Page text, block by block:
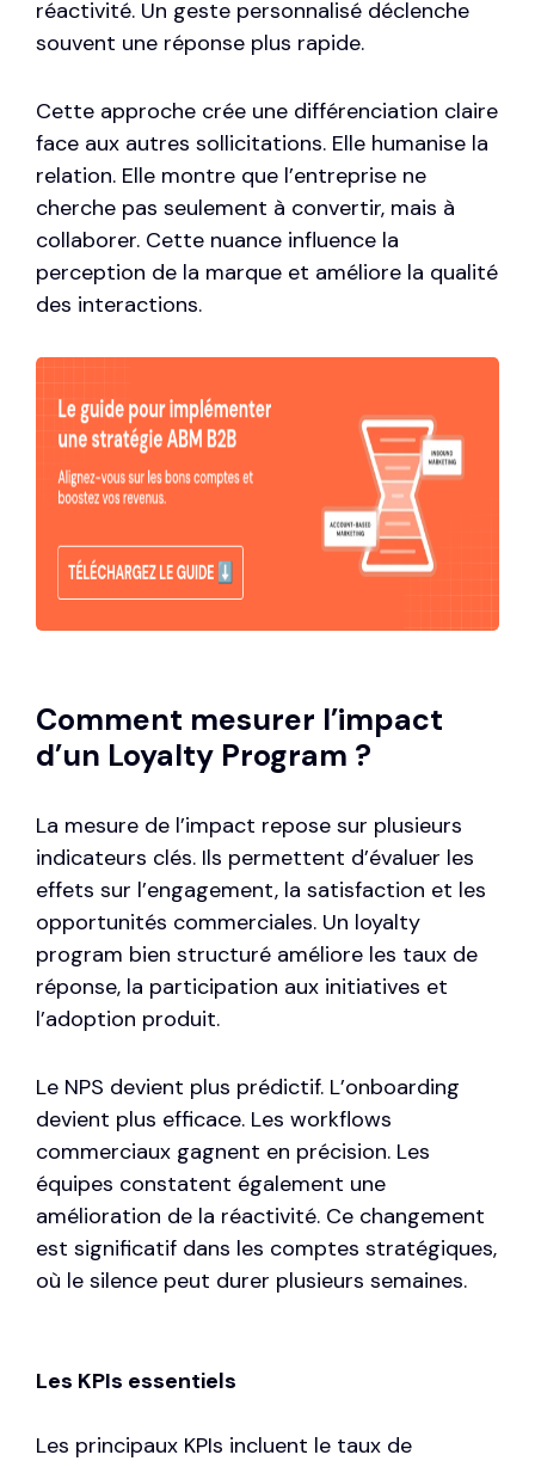
réactivité. Un geste personnalisé déclenche
souvent une réponse plus rapide.
Cette approche crée une différenciation claire
face aux autres sollicitations. Elle humanise la
relation. Elle montre que l’entreprise ne
cherche pas seulement à convertir, mais à
collaborer. Cette nuance influence la
perception de la marque et améliore la qualité
des interactions.
Comment mesurer l’impact
d’un Loyalty Program ?
La mesure de l’impact repose sur plusieurs
indicateurs clés. Ils permettent d’évaluer les
effets sur l’engagement, la satisfaction et les
opportunités commerciales. Un loyalty
program bien structuré améliore les taux de
réponse, la participation aux initiatives et
l’adoption produit.
Le NPS devient plus prédictif. L’onboarding
devient plus efficace. Les workflows
commerciaux gagnent en précision. Les
équipes constatent également une
amélioration de la réactivité. Ce changement
est significatif dans les comptes stratégiques,
où le silence peut durer plusieurs semaines.
Les KPIs essentiels
Les principaux KPIs incluent le taux de